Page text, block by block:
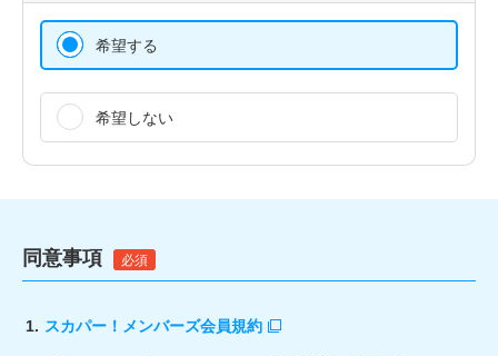
希望する
希望しない
同意事項 必須
1. スカパー！メンバーズ会員規約